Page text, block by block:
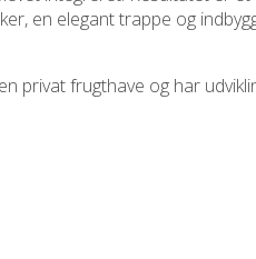
en elegant trappe og
privat frugthave og har